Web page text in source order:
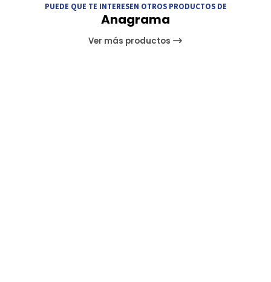
PUEDE QUE TE INTERESEN OTROS PRODUCTOS DE
Anagrama
Ver más productos